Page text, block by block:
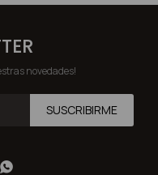
novedades!
SUSCRIBIRME
